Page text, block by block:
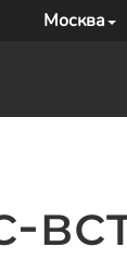
Москва